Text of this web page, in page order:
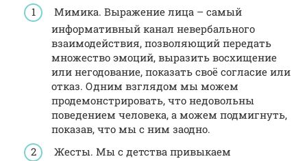
Мимика. Выражение лица – самый
информативный канал невербального
взаимодействия, позволяющий передать
множество эмоций, выразить восхищение
или негодование, показать своё согласие или
отказ. Одним взглядом мы можем
продемонстрировать, что недовольны
поведением человека, а можем подмигнуть,
показав, что мы с ним заодно.
Жесты. Мы с детства привыкаем